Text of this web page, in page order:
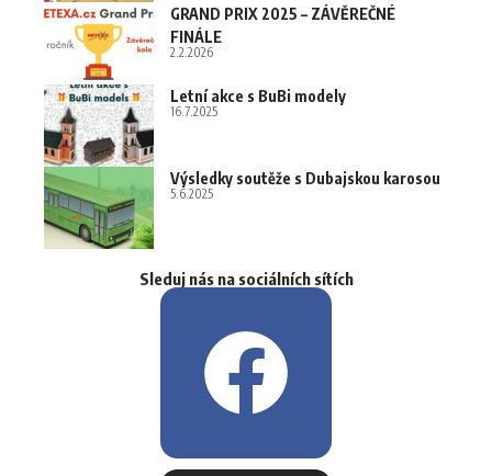
GRAND PRIX 2025 – ZÁVĚREČNÉ
FINÁLE
2.2.2026
Letní akce s BuBi modely
16.7.2025
Výsledky soutěže s Dubajskou karosou
5.6.2025
Sleduj nás na sociálních sítích